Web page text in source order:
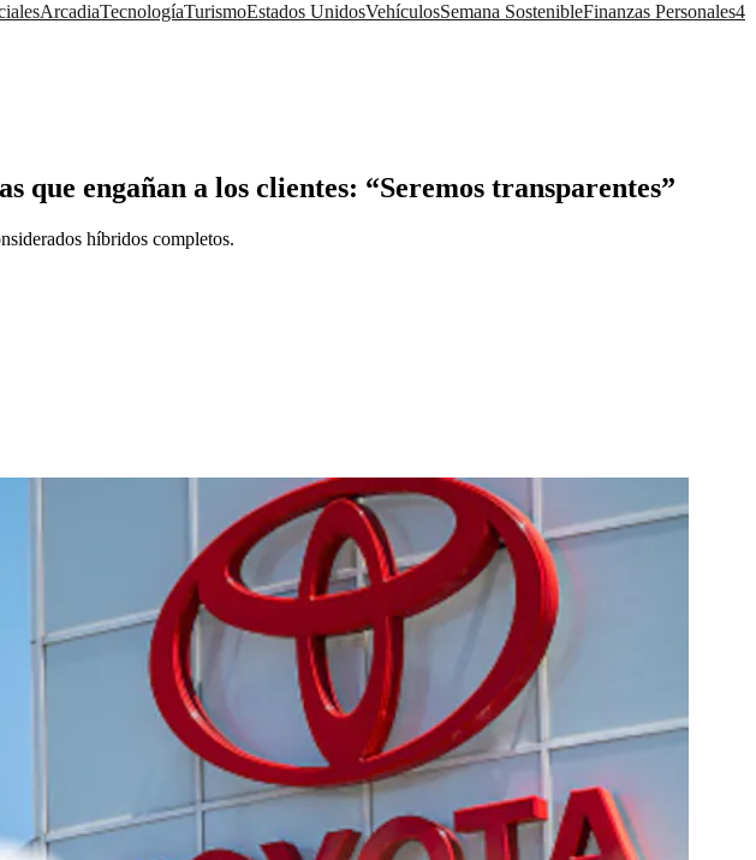
ArcadiaTecnologíaTurismoEstados UnidosVehículosSemana SostenibleFinanzas Personales4
que engañan a los clientes: “Seremos transparentes”
híbridos completos.